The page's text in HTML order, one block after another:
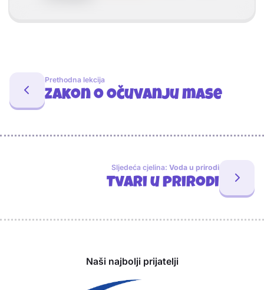
Prethodna lekcija
Zakon o očuvanju mase
Sljedeća cjelina: Voda u prirodi
Tvari u prirodi
Naši najbolji prijatelji